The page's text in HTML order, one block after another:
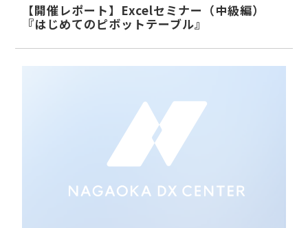
【開催レポート】Excelセミナー（中級編）
『はじめてのピボットテーブル』